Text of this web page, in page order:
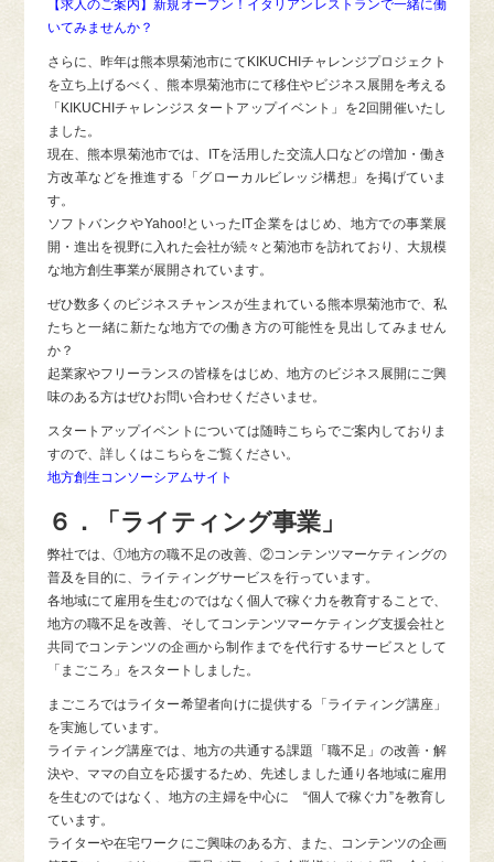
【求人のご案内】新規オープン！イタリアンレストランで一緒に働
いてみませんか？
さらに、昨年は熊本県菊池市にてKIKUCHIチャレンジプロジェクト
を立ち上げるべく、熊本県菊池市にて移住やビジネス展開を考える
「KIKUCHIチャレンジスタートアップイベント」を2回開催いたし
ました。
現在、熊本県菊池市では、ITを活用した交流人口などの増加・働き
方改革などを推進する「グローカルビレッジ構想」を掲げていま
す。
ソフトバンクやYahoo!といったIT企業をはじめ、地方での事業展
開・進出を視野に入れた会社が続々と菊池市を訪れており、大規模
な地方創生事業が展開されています。
ぜひ数多くのビジネスチャンスが生まれている熊本県菊池市で、私
たちと一緒に新たな地方での働き方の可能性を見出してみません
か？
起業家やフリーランスの皆様をはじめ、地方のビジネス展開にご興
味のある方はぜひお問い合わせくださいませ。
スタートアップイベントについては随時こちらでご案内しておりま
すので、詳しくはこちらをご覧ください。
地方創生コンソーシアムサイト
６．「ライティング事業」
弊社では、①地方の職不足の改善、②コンテンツマーケティングの
普及を目的に、ライティングサービスを行っています。
各地域にて雇用を生むのではなく個人で稼ぐ力を教育することで、
地方の職不足を改善、そしてコンテンツマーケティング支援会社と
共同でコンテンツの企画から制作までを代行するサービスとして
「まごころ」をスタートしました。
まごころではライター希望者向けに提供する「ライティング講座」
を実施しています。
ライティング講座では、地方の共通する課題「職不足」の改善・解
決や、ママの自立を応援するため、先述しました通り各地域に雇用
を生むのではなく、地方の主婦を中心に “個人で稼ぐ力”を教育し
ています。
ライターや在宅ワークにご興味のある方、また、コンテンツの企画